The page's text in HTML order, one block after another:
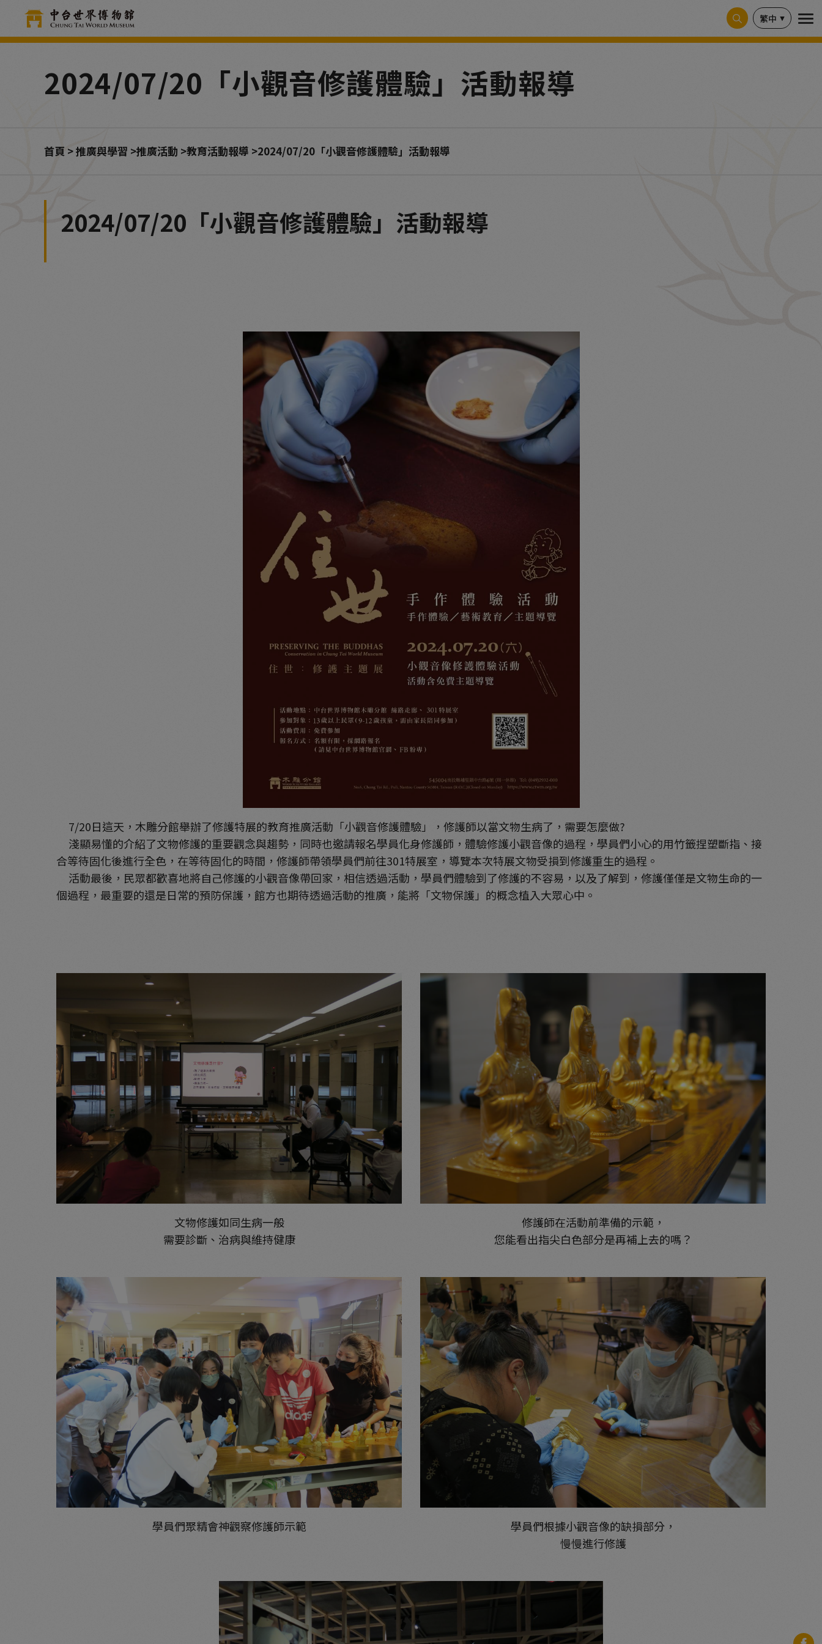
繁中
2024/07/20「小觀音修護體驗」活動報導
首頁 推廣與學習 推廣活動 教育活動報導 2024/07/20「小觀音修護體驗」活動報導
2024/07/20「小觀音修護體驗」活動報導
7/20日這天，木雕分館舉辦了修護特展的教育推廣活動「小觀音修護體驗」，修護師以當文物生病了，需要怎麼做?
淺顯易懂的介紹了文物修護的重要觀念與趨勢，同時也邀請報名學員化身修護師，體驗修護小觀音像的過程，學員們小心的用竹籤捏塑斷指、接
合等待固化後進行全色，在等待固化的時間，修護師帶領學員們前往301特展室，導覽本次特展文物受損到修護重生的過程。
活動最後，民眾都歡喜地將自己修護的小觀音像帶回家，相信透過活動，學員們體驗到了修護的不容易，以及了解到，修護僅僅是文物生命的一
個過程，最重要的還是日常的預防保護，館方也期待透過活動的推廣，能將「文物保護」的概念植入大眾心中。
文物修護如同生病一般
需要診斷、治病與維持健康
修護師在活動前準備的示範，
您能看出指尖白色部分是再補上去的嗎？
學員們聚精會神觀察修護師示範
學員們根據小觀音像的缺損部分，
慢慢進行修護
Cookie管理面板